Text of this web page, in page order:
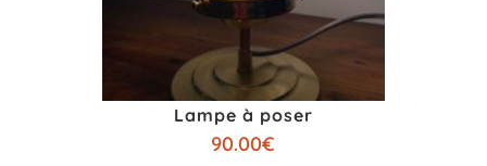
Lampe à poser
90.00€